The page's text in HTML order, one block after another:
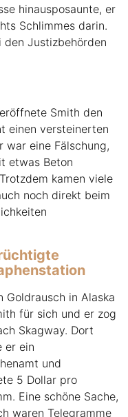
hinausposaunte, er
Schlimmes darin.
den Justizbehörden
Smith den
einen versteinerten
war eine Fälschung,
etwas Beton
kamen viele
noch direkt beim
Goldrausch in Alaska
für sich und er zog
Skagway. Dort
er ein
und
5 Dollar pro
Eine schöne Sache,
waren Telegramme